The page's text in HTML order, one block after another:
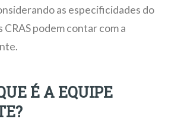
as especificidades do
podem contar com a
É A EQUIPE